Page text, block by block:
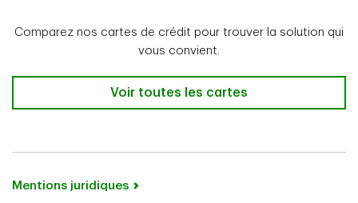
Comparez nos cartes de crédit pour trouver la solution qui
vous convient.
Voir toutes les cartes de crédit TD
Voir toutes les cartes
Mentions juridiques